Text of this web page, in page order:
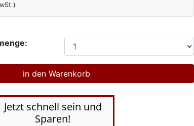
Jetzt schnell sein und
Sparen!